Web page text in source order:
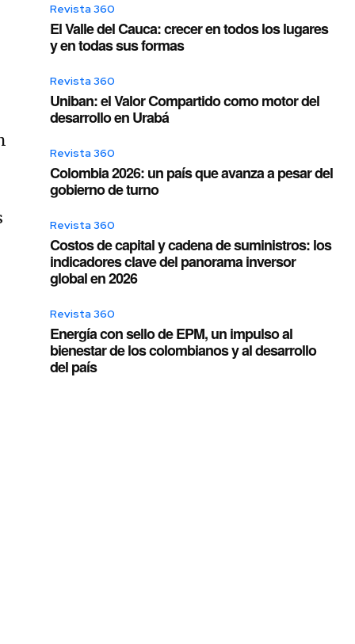
Revista 360
El Valle del Cauca: crecer en todos los lugares
y en todas sus formas
Revista 360
Uniban: el Valor Compartido como motor del
desarrollo en Urabá
Revista 360
Colombia 2026: un país que avanza a pesar del
gobierno de turno
Revista 360
Costos de capital y cadena de suministros: los
indicadores clave del panorama inversor
global en 2026
Revista 360
Energía con sello de EPM, un impulso al
bienestar de los colombianos y al desarrollo
del país